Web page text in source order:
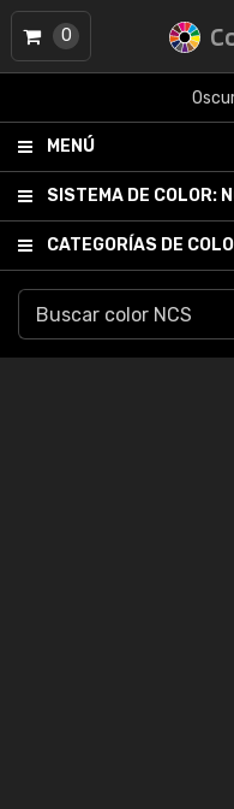
MENÚ
SISTEMA DE COLOR:
CATEGORÍAS DE
0